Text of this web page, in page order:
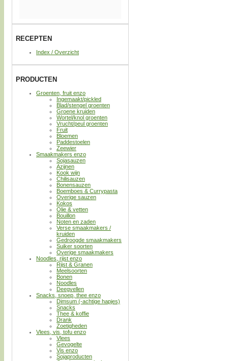
RECEPTEN
Index / Overzicht
PRODUCTEN
Groenten, fruit enzo
Ingemaakt/pickled
Blad/stengel groenten
Groene kruiden
Wortel/knol groenten
Vrucht/peul groenten
Fruit
Bloemen
Paddestoelen
Zeewier
Smaakmakers enzo
Sojasauzen
Azijnen
Kook wijn
Chilisauzen
Bonensauzen
Boemboes & Currypasta
Overige sauzen
Kokos
Olie & vetten
Bouillon
Noten en zaden
Verse smaakmakers /
kruiden
Gedroogde smaakmakers
Suiker soorten
Overige smaakmakers
Noodles, rijst enzo
Rijst & Granen
Meelsoorten
Bonen
Noodles
Deegvellen
Snacks, snoep, thee enzo
Dimsum (-achtige hapjes)
Snacks
Thee & koffie
Drank
Zoetigheden
Vlees, vis, tofu enzo
Vlees
Gevogelte
Vis enzo
Sojaproducten